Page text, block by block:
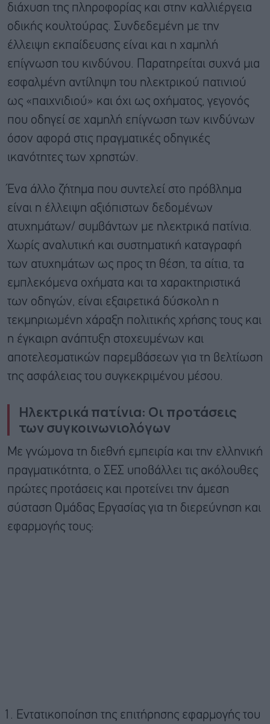
διάχυση της πληροφορίας και στην καλλιέργεια
οδικής κουλτούρας. Συνδεδεμένη με την
έλλειψη εκπαίδευσης είναι και η χαμηλή
επίγνωση του κινδύνου. Παρατηρείται συχνά μια
εσφαλμένη αντίληψη του ηλεκτρικού πατινιού
ως «παιχνιδιού» και όχι ως οχήματος, γεγονός
που οδηγεί σε χαμηλή επίγνωση των κινδύνων
όσον αφορά στις πραγματικές οδηγικές
ικανότητες των χρηστών.
Ένα άλλο ζήτημα που συντελεί στο πρόβλημα
είναι η έλλειψη αξιόπιστων δεδομένων
ατυχημάτων/ συμβάντων με ηλεκτρικά πατίνια.
Χωρίς αναλυτική και συστηματική καταγραφή
των ατυχημάτων ως προς τη θέση, τα αίτια, τα
εμπλεκόμενα οχήματα και τα χαρακτηριστικά
των οδηγών, είναι εξαιρετικά δύσκολη η
τεκμηριωμένη χάραξη πολιτικής χρήσης τους και
η έγκαιρη ανάπτυξη στοχευμένων και
αποτελεσματικών παρεμβάσεων για τη βελτίωση
της ασφάλειας του συγκεκριμένου μέσου.
Ηλεκτρικά πατίνια: Οι προτάσεις
των συγκοινωνιολόγων
Με γνώμονα τη διεθνή εμπειρία και την ελληνική
πραγματικότητα, ο ΣΕΣ υποβάλλει τις ακόλουθες
πρώτες προτάσεις και προτείνει την άμεση
σύσταση Ομάδας Εργασίας για τη διερεύνηση και
εφαρμογής τους:
Εντατικοποίηση της επιτήρησης εφαρμογής του